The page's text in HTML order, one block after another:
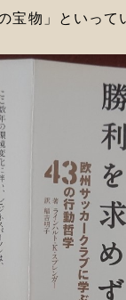
宝物」といって